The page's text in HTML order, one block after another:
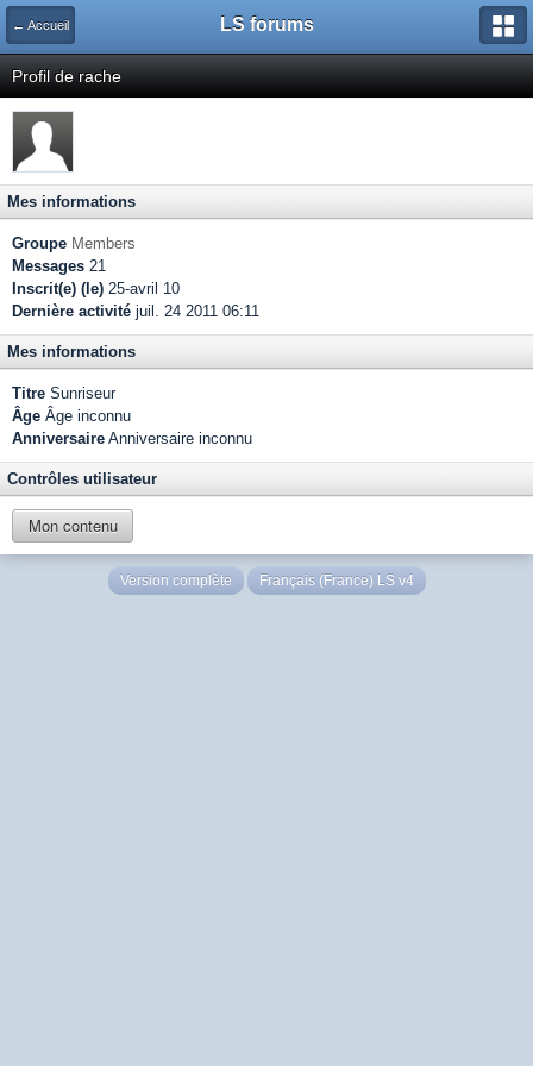
← Accueil LS forums
Profil de rache
Mes informations
Groupe Members
Messages 21
Inscrit(e) (le) 25-avril 10
Dernière activité juil. 24 2011 06:11
Mes informations
Titre Sunriseur
Âge Âge inconnu
Anniversaire Anniversaire inconnu
Contrôles utilisateur
Mon contenu
Version complète Français (France) LS v4